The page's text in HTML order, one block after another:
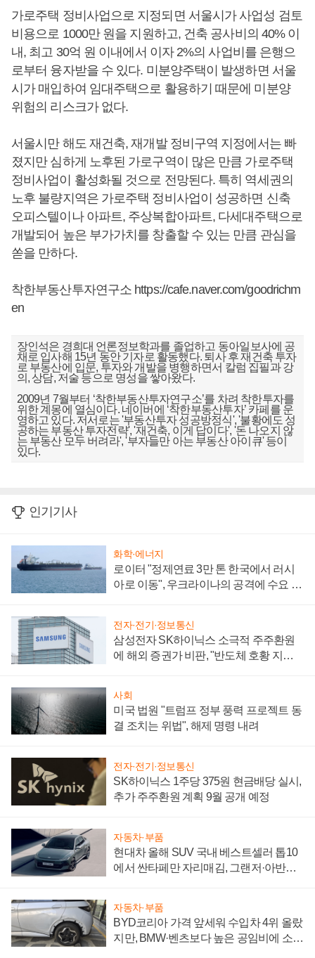
가로주택 정비사업으로 지정되면 서울시가 사업성 검토
비용으로 1000만 원을 지원하고, 건축 공사비의 40% 이
내, 최고 30억 원 이내에서 이자 2%의 사업비를 은행으
로부터 융자받을 수 있다. 미분양주택이 발생하면 서울
시가 매입하여 임대주택으로 활용하기 때문에 미분양
위험의 리스크가 없다.
서울시만 해도 재건축, 재개발 정비구역 지정에서는 빠
졌지만 심하게 노후된 가로구역이 많은 만큼 가로주택
정비사업이 활성화될 것으로 전망된다. 특히 역세권의
노후 불량지역은 가로주택 정비사업이 성공하면 신축
오피스텔이나 아파트, 주상복합아파트, 다세대주택으로
개발되어 높은 부가가치를 창출할 수 있는 만큼 관심을
쏟을 만하다.
착한부동산투자연구소 https://cafe.naver.com/goodrichm
en
장인석은 경희대 언론정보학과를 졸업하고 동아일보사에 공
채로 입사해 15년 동안 기자로 활동했다. 퇴사 후 재건축 투자
로 부동산에 입문, 투자와 개발을 병행하면서 칼럼 집필과 강
의, 상담, 저술 등으로 명성을 쌓아왔다.
2009년 7월부터 ‘착한부동산투자연구소’를 차려 착한투자를
위한 계몽에 열심이다. 네이버에 ‘착한부동산투자’ 카페를 운
영하고 있다. 저서로는 '부동산투자 성공방정식', '불황에도 성
공하는 부동산 투자전략', '재건축, 이게 답이다', '돈 나오지 않
는 부동산 모두 버려라', '부자들만 아는 부동산 아이큐' 등이
있다.
인기기사
화학·에너지
로이터 "정제연료 3만 톤 한국에서 러시
아로 이동", 우크라이나의 공격에 수요 늘
전자·전기·정보통신
삼성전자 SK하이닉스 소극적 주주환원
에 해외 증권가 비판, "반도체 호황 지속
사회
미국 법원 "트럼프 정부 풍력 프로젝트 동
결 조치는 위법", 해제 명령 내려
전자·전기·정보통신
SK하이닉스 1주당 375원 현금배당 실시,
추가 주주환원 계획 9월 공개 예정
자동차·부품
현대차 올해 SUV 국내 베스트셀러 톱10
에서 싼타페만 자리매김, 그랜저·아반떼
자동차·부품
BYD코리아 가격 앞세워 수입차 4위 올랐
지만, BMW·벤츠보다 높은 공임비에 소비